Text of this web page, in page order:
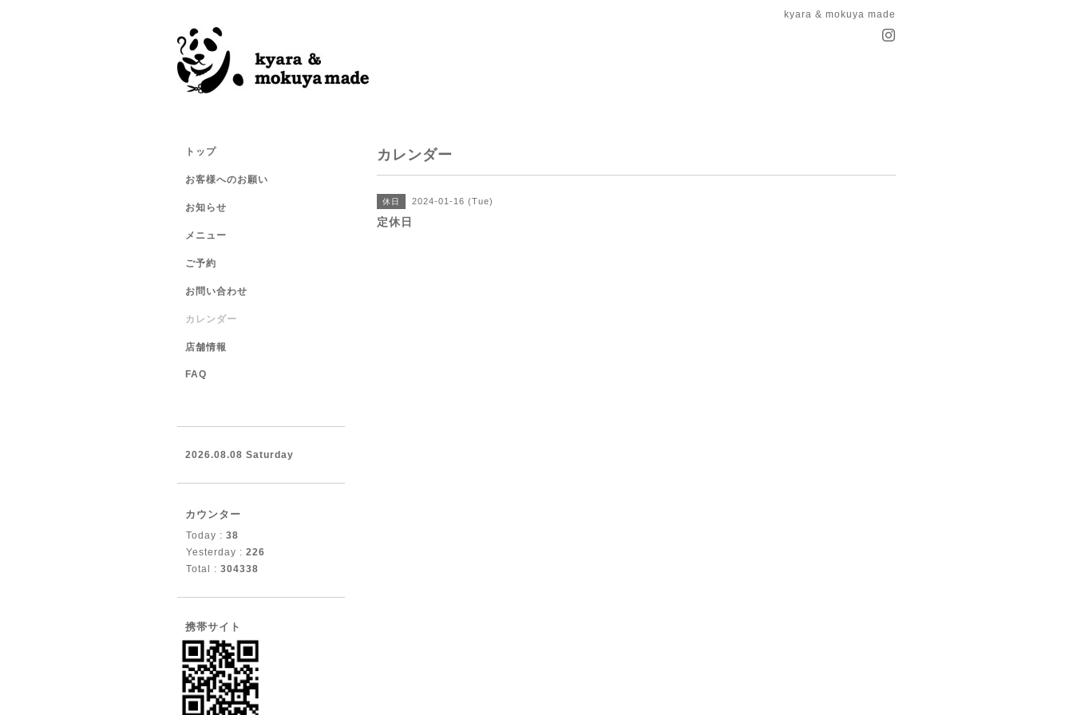
kyara & mokuya made
カレンダー
休日 2024-01-16 (Tue)
定休日
トップ
お客様へのお願い
お知らせ
メニュー
ご予約
お問い合わせ
カレンダー
店舗情報
FAQ
2026.08.08 Saturday
カウンター
Today : 38
Yesterday : 226
Total : 304338
携帯サイト